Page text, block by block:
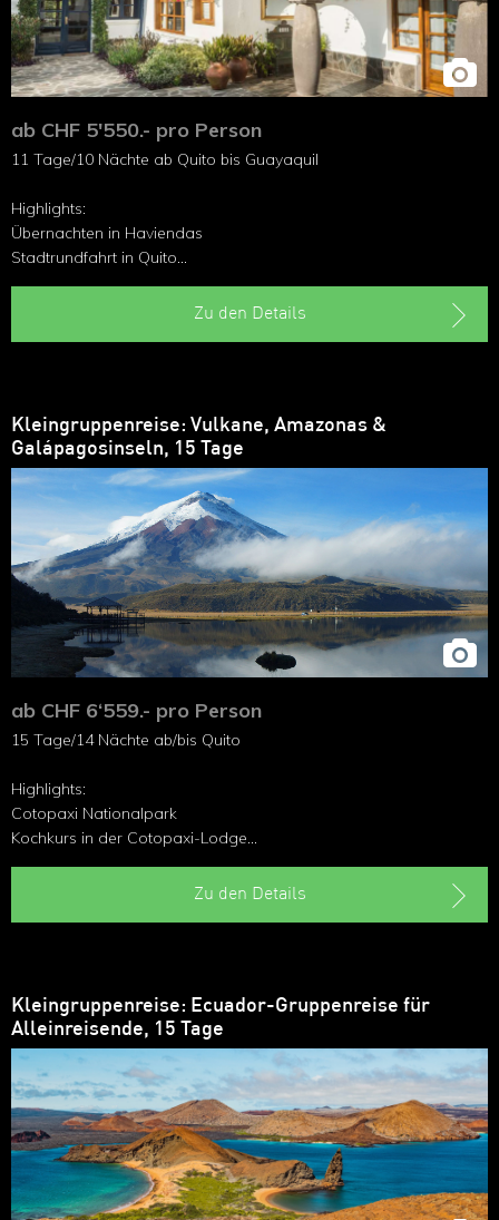
ab CHF 5'550.- pro Person
11 Tage/10 Nächte ab Quito bis Guayaquil
Highlights:
Übernachten in Haviendas
Stadtrundfahrt in Quito
Cotopaxi Nationalpark
Baños, das Tor zum DschungelZu den Details
Kleingruppenreise: Vulkane, Amazonas &
Galápagosinseln, 15 Tage
ab CHF 6‘559.- pro Person
15 Tage/14 Nächte ab/bis Quito
Highlights:
Cotopaxi Nationalpark
Kochkurs in der Cotopaxi-Lodge
Wasserfall Pailon del Diablo
Besuch einer Familie im Amazonas
Zu den Details
Kleingruppenreise: Ecuador-Gruppenreise für
Alleinreisende, 15 Tage